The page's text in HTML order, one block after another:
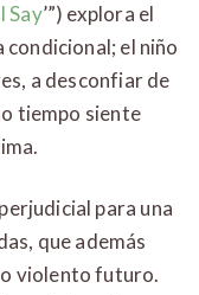
Say’”) explora el
condicional; el niño
a desconfiar de
tiempo siente
para una
que además
violento futuro.